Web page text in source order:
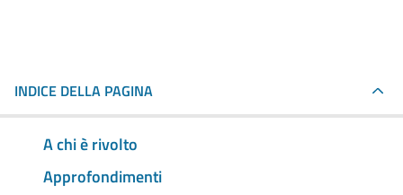
INDICE DELLA PAGINA
A chi è rivolto
Approfondimenti